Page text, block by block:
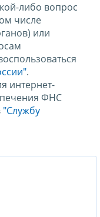
либо вопрос
числе
или
.
интернет-
ФНС
"Службу